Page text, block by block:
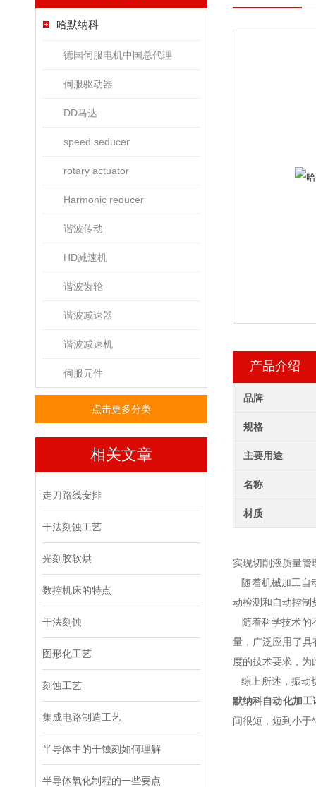
哈默纳科
德国伺服电机中国总代理
伺服驱动器
DD马达
speed seducer
rotary actuator
Harmonic reducer
谐波传动
HD减速机
谐波齿轮
谐波减速器
谐波减速机
伺服元件
点击更多分类
相关文章
走刀路线安排
干法刻蚀工艺
光刻胶软烘
数控机床的特点
干法刻蚀
图形化工艺
刻蚀工艺
集成电路制造工艺
半导体中的干蚀刻如何理解
半导体氧化制程的一些要点
产品介绍
品牌
规格
主要用途
名称
材质
实现切削液质量管
随着机械加工自
动检测和自动控制
随着科学技术的
量，广泛应用了具
度的技术要求，
综上所述，振动
默纳科自动化加工
间很短，短到小于